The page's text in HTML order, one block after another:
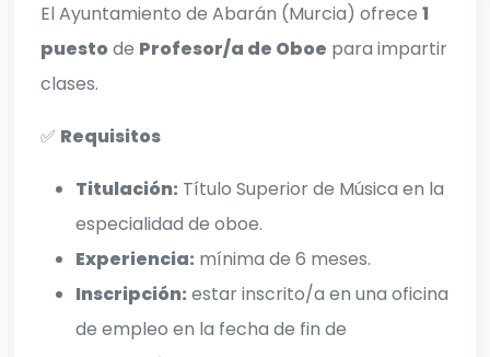
El Ayuntamiento de Abarán (Murcia) ofrece 1
puesto de Profesor/a de Oboe para impartir
clases.
✅ Requisitos
Titulación: Título Superior de Música en la
especialidad de oboe.
Experiencia: mínima de 6 meses.
Inscripción: estar inscrito/a en una oficina
de empleo en la fecha de fin de